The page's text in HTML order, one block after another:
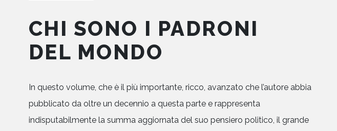
CHI SONO I PADRONI
DEL MONDO
In questo volume, che è il più importante, ricco, avanzato che l’autore abbia
pubblicato da oltre un decennio a questa parte e rappresenta
indisputabilmente la summa aggiornata del suo pensiero politico, il grande